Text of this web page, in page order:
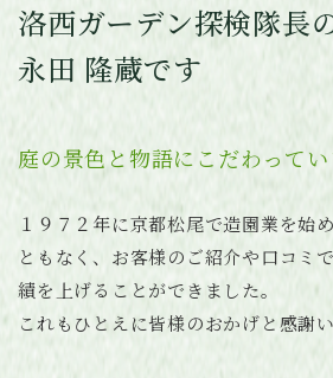
洛西ガーデン探検隊長
永田 隆蔵です
庭の景色と物語にこだわって
１９７２年に京都松尾で造園業を始
ともなく、お客様のご紹介や口コミ
績を上げることができました。
これもひとえに皆様のおかげと感謝